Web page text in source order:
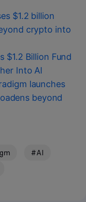
$1.2 billion
crypto into
$1.2 Billion Fund
Into AI
launches
beyond
#AI